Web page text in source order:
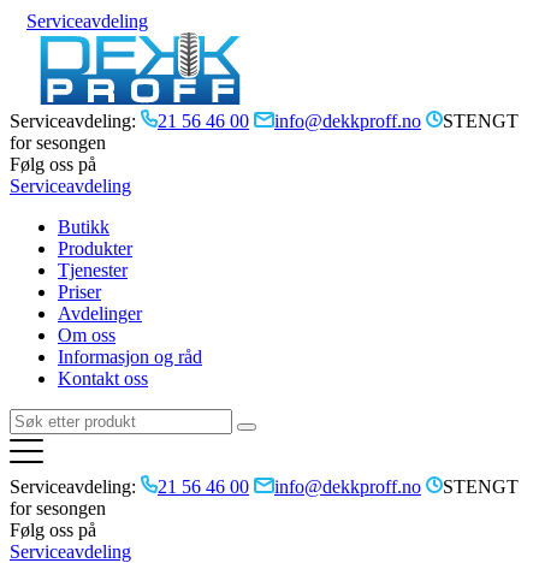
Serviceavdeling
Serviceavdeling: 21 56 46 00 info@dekkproff.no
STENGT
for sesongen
Følg oss på
Serviceavdeling
Butikk
Produkter
Tjenester
Priser
Avdelinger
Om oss
Informasjon og råd
Kontakt oss
Serviceavdeling: 21 56 46 00 info@dekkproff.no
STENGT
for sesongen
Følg oss på
Serviceavdeling